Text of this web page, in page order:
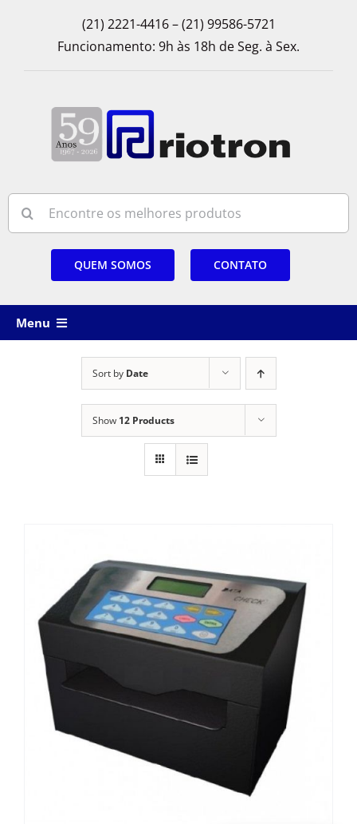
(21) 2221-4416 – (21) 99586-5721
Funcionamento: 9h às 18h de Seg. à Sex.
for:
QUEM SOMOS CONTATO
Menu
FRAGMENTADORAS
SUPRIMENTOS
BLOG
OUTROS PRODUTOS
Sort by Date
Show 12 Products